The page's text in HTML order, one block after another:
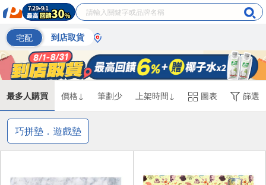
宅配 到店取貨
最多人購買 價格↓ 筆劃少 上架時間↓ 圖表 篩選
巧拼墊．遊戲墊